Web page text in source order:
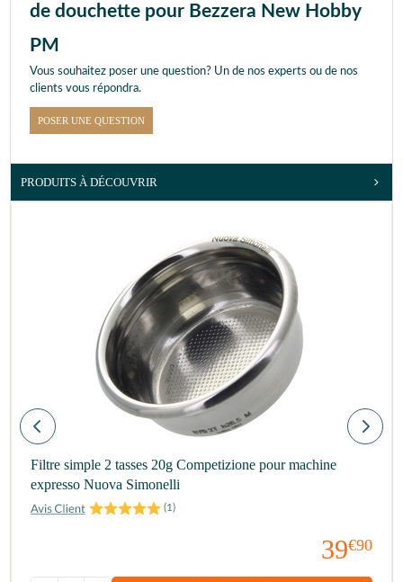
de douchette pour Bezzera New Hobby
PM
Vous souhaitez poser une question? Un de nos experts ou de nos
clients vous répondra.
POSER UNE QUESTION
PRODUITS À DÉCOUVRIR
Filtre simple 2 tasses 20g Competizione pour machine
expresso Nuova Simonelli
(1)
39€90